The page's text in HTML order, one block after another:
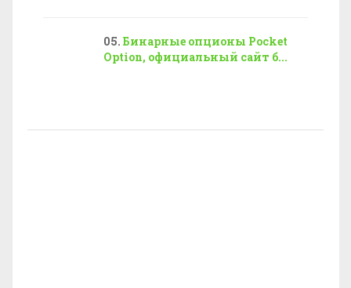
Бинарные опционы Pocket
Option, официальный сайт б...